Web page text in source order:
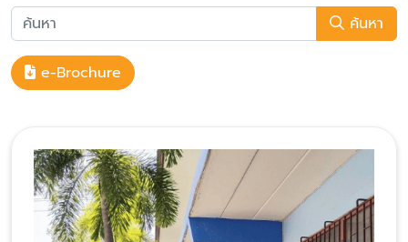
ค้นหา
e-Brochure